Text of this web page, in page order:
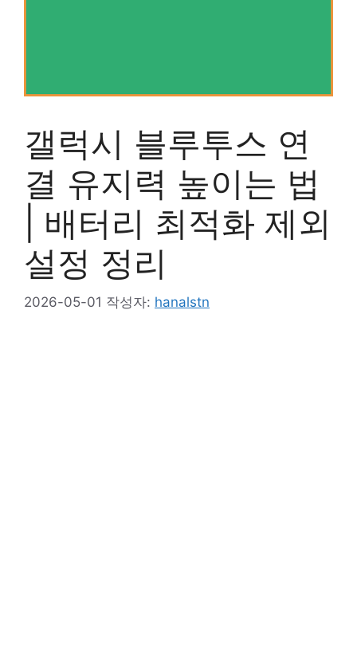
갤럭시 블루투스 연
결 유지력 높이는 법
| 배터리 최적화 제외
설정 정리
2026-05-01 작성자: hanalstn